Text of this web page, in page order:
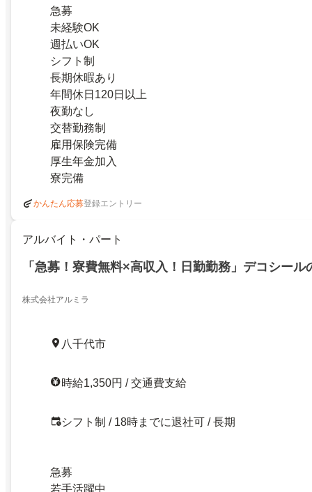
急募
未経験OK
週払いOK
シフト制
長期休暇あり
年間休日120日以上
夜勤なし
交替勤務制
雇用保険完備
厚生年金加入
寮完備
かんたん応募登録エントリー
アルバイト・パート
「急募！寮費無料×高収入！日勤勤務」デコシール
株式会社アルミラ
八千代市
時給1,350円 / 交通費支給
シフト制 / 18時までに退社可 / 長期
急募
若手活躍中